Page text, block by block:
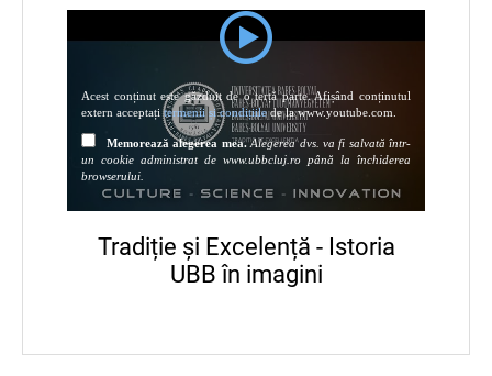
Acest conținut este găzduit de o terță parte. Afișând conținutul
extern acceptațitermenii și condițiilede la www.youtube.com.
Memorează alegerea mea. Alegerea dvs. va fi salvată într-
un cookie administrat de www.ubbcluj.ro până la închiderea
browserului.
Tradiție și Excelență - Istoria
UBB în imagini